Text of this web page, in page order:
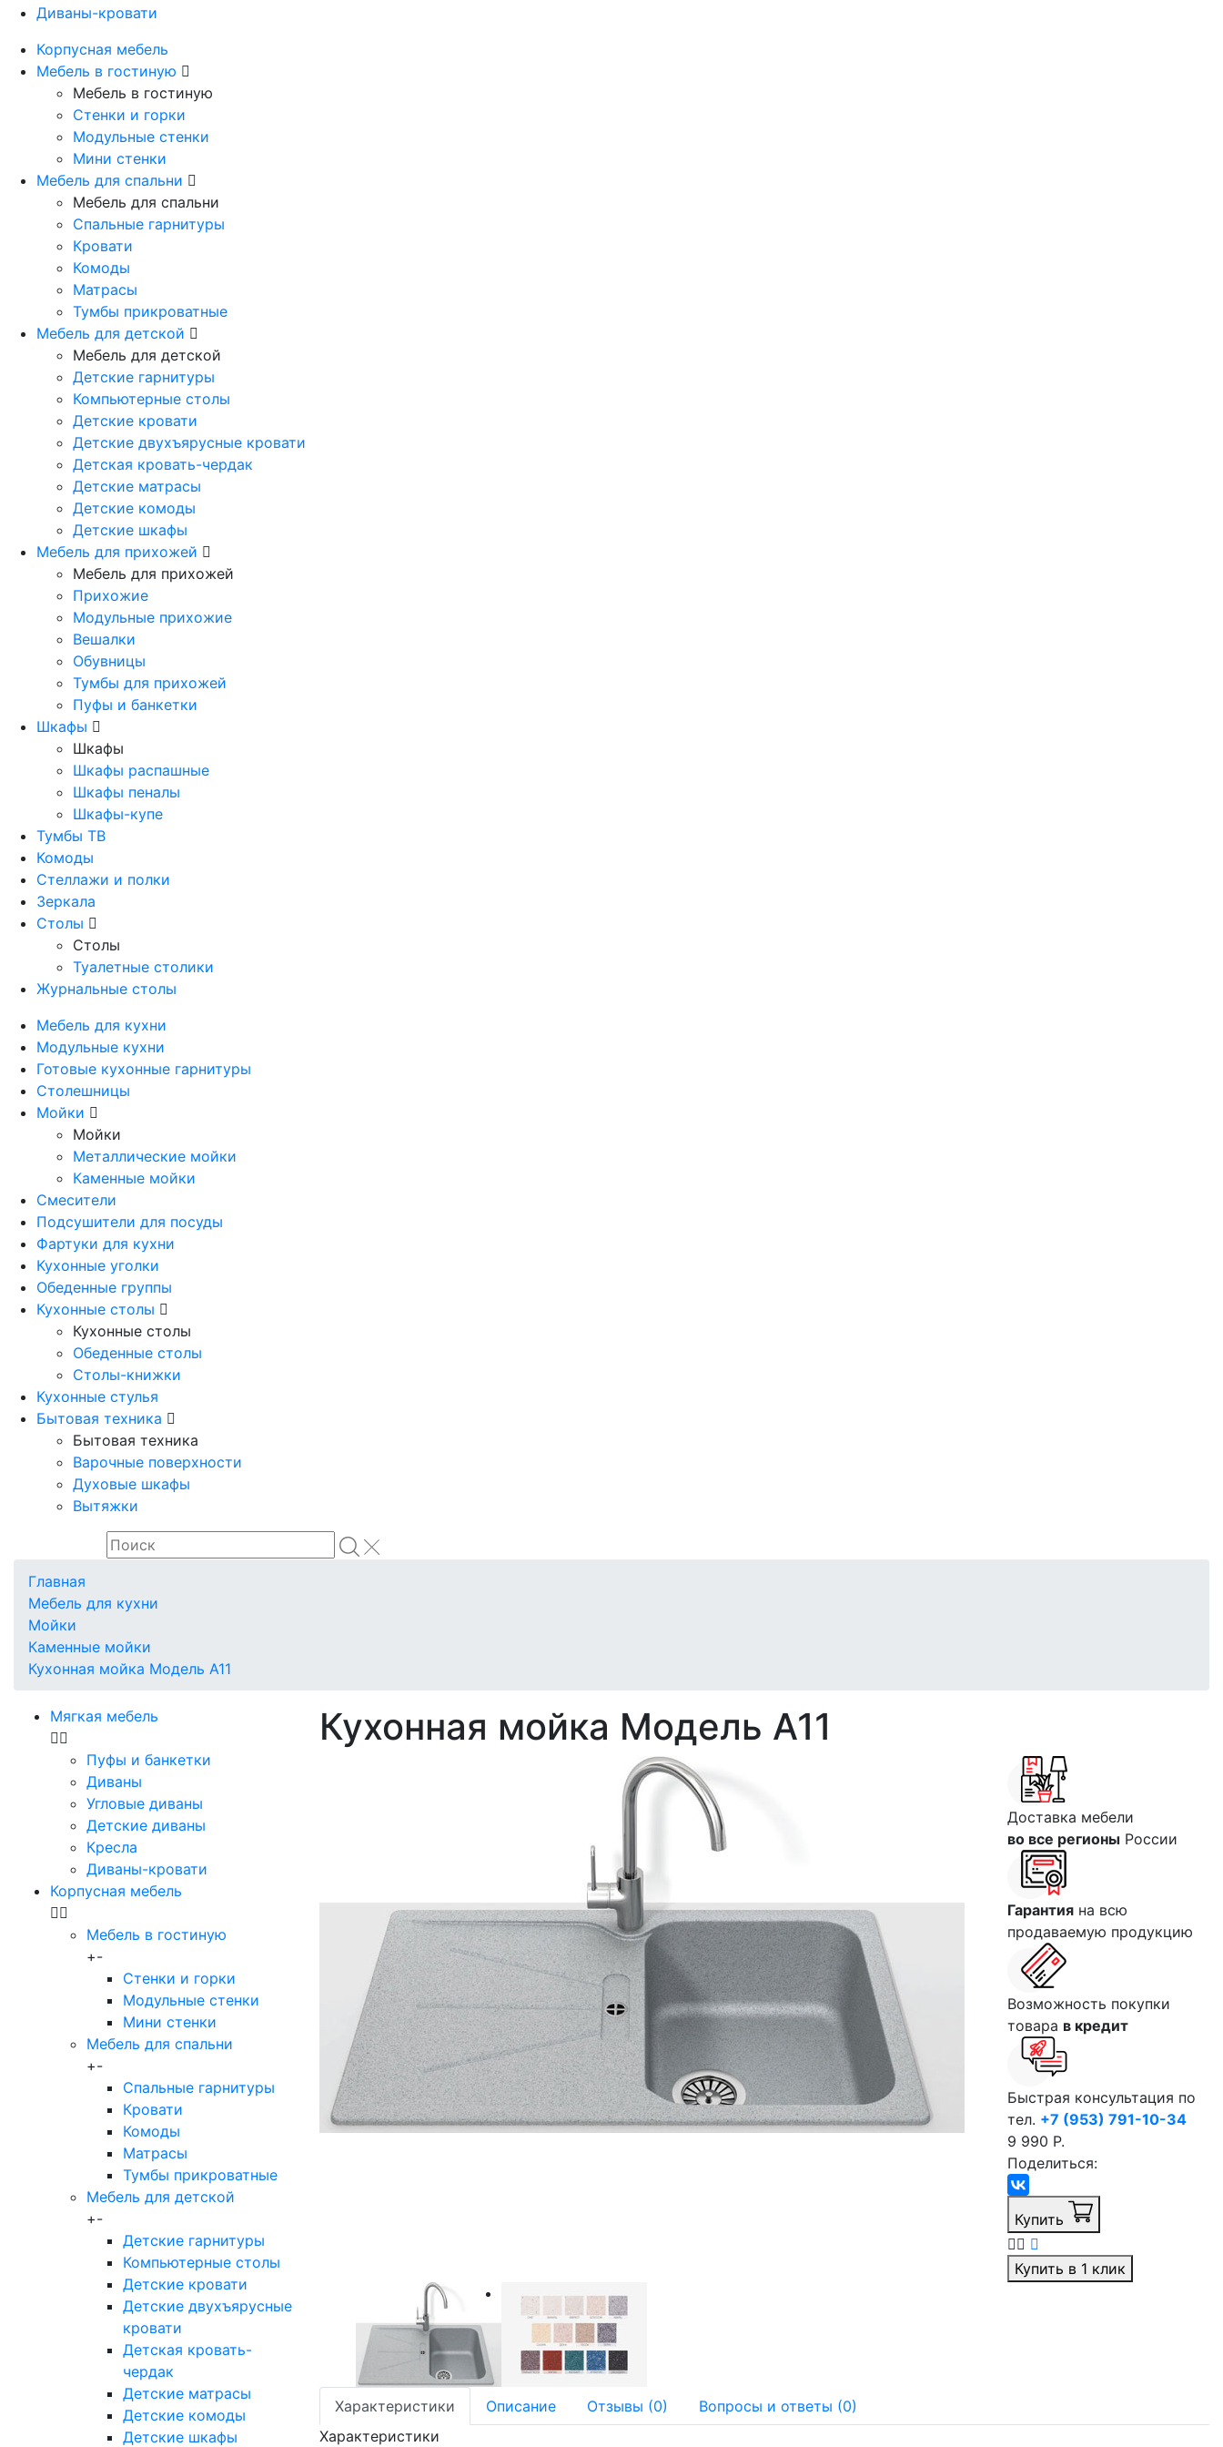
Диваны-кровати
Корпусная мебель
Мебель в гостиную
Мебель в гостиную
Стенки и горки
Модульные стенки
Мини стенки
Мебель для спальни
Мебель для спальни
Спальные гарнитуры
Кровати
Комоды
Матрасы
Тумбы прикроватные
Мебель для детской
Мебель для детской
Детские гарнитуры
Компьютерные столы
Детские кровати
Детские двухъярусные кровати
Детская кровать-чердак
Детские матрасы
Детские комоды
Детские шкафы
Мебель для прихожей
Мебель для прихожей
Прихожие
Модульные прихожие
Вешалки
Обувницы
Тумбы для прихожей
Пуфы и банкетки
Шкафы
Шкафы
Шкафы распашные
Шкафы пеналы
Шкафы-купе
Тумбы ТВ
Комоды
Стеллажи и полки
Зеркала
Столы
Столы
Туалетные столики
Журнальные столы
Мебель для кухни
Модульные кухни
Готовые кухонные гарнитуры
Столешницы
Мойки
Мойки
Металлические мойки
Каменные мойки
Смесители
Подсушители для посуды
Фартуки для кухни
Кухонные уголки
Обеденные группы
Кухонные столы
Кухонные столы
Обеденные столы
Столы-книжки
Кухонные стулья
Бытовая техника
Бытовая техника
Варочные поверхности
Духовые шкафы
Вытяжки
Главная
Мебель для кухни
Мойки
Каменные мойки
Кухонная мойка Модель А11
Мягкая мебель
Пуфы и банкетки
Диваны
Угловые диваны
Детские диваны
Кресла
Диваны-кровати
Корпусная мебель
Мебель в гостиную
+-
Стенки и горки
Модульные стенки
Мини стенки
Мебель для спальни
+-
Спальные гарнитуры
Кровати
Комоды
Матрасы
Тумбы прикроватные
Мебель для детской
+-
Детские гарнитуры
Компьютерные столы
Детские кровати
Детские двухъярусные
кровати
Детская кровать-
чердак
Детские матрасы
Детские комоды
Детские шкафы
Кухонная мойка Модель А11
Доставка мебели
во все регионы России
Гарантия на всю
продаваемую продукцию
Возможность покупки
товара в кредит
Быстрая консультация по
тел. +7 (953) 791-10-34
9 990 Р.
Поделиться:
Купить
Купить в 1 клик
Характеристики Описание Отзывы (0)
Вопросы и ответы (0)
Характеристики